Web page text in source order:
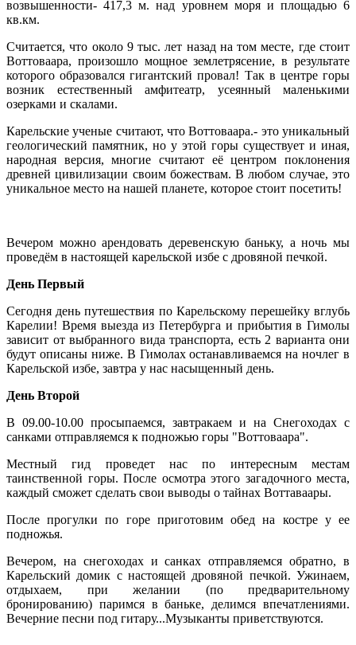
возвышенности- 417,3 м. над уровнем моря и площадью 6
кв.км.
Считается, что около 9 тыс. лет назад на том месте, где стоит
Воттоваара, произошло мощное землетрясение, в результате
которого образовался гигантский провал! Так в центре горы
возник естественный амфитеатр, усеянный маленькими
озерками и скалами.
Карельские ученые считают, что Воттоваара.- это уникальный
геологический памятник, но у этой горы существует и иная,
народная версия, многие считают её центром поклонения
древней цивилизации своим божествам. В любом случае, это
уникальное место на нашей планете, которое стоит посетить!
Вечером можно арендовать деревенскую баньку, а ночь мы
проведём в настоящей карельской избе с дровяной печкой.
День Первый
Сегодня день путешествия по Карельскому перешейку вглубь
Карелии! Время выезда из Петербурга и прибытия в Гимолы
зависит от выбранного вида транспорта, есть 2 варианта они
будут описаны ниже. В Гимолах останавливаемся на ночлег в
Карельской избе, завтра у нас насыщенный день.
День Второй
В 09.00-10.00 просыпаемся, завтракаем и на Снегоходах с
санками отправляемся к подножью горы "Воттоваара".
Местный гид проведет нас по интересным местам
таинственной горы. После осмотра этого загадочного места,
каждый сможет сделать свои выводы о тайнах Воттаваары.
После прогулки по горе приготовим обед на костре у ее
подножья.
Вечером, на снегоходах и санках отправляемся обратно, в
Карельский домик с настоящей дровяной печкой. Ужинаем,
отдыхаем, при желании (по предварительному
бронированию) паримся в баньке, делимся впечатлениями.
Вечерние песни под гитару...Музыканты приветствуются.